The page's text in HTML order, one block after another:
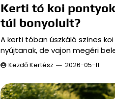
Kerti tó koi
túl bonyolult?
A kerti tóban úszkáló színes
nyújtanak, de vajon megéri
Kezdő Kertész 2026-05-11